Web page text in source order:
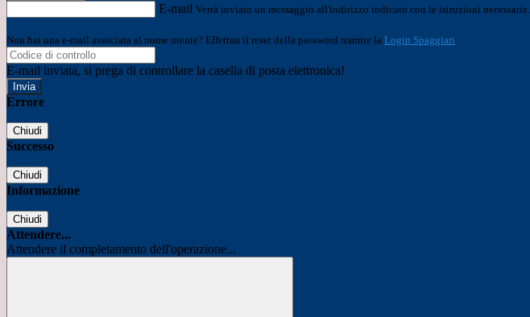
E-mail Verrà inviato un messaggio all'indirizzo indicato con le istruzioni necessarie.
Non hai una e-mail associata al nome utente? Effettua il reset della password tramite la Login Spaggiari
E-mail inviata, si prega di controllare la casella di posta elettronica!
Errore
Chiudi
Successo
Chiudi
Informazione
Chiudi
Attendere...
Attendere il completamento dell'operazione...